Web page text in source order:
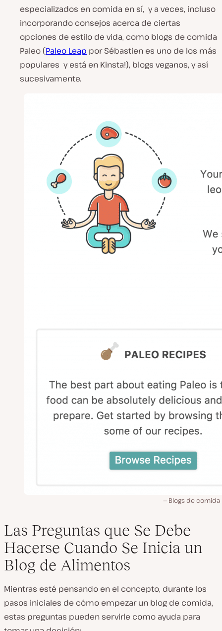
especializados en comida en sí, y a veces, incluso
incorporando consejos acerca de ciertas
opciones de estilo de vida, como blogs de comida
Paleo (Paleo Leap por Sébastien es uno de los más
populares yestá en Kinsta!), blogs veganos, y así
sucesivamente.
Blogs de comida
Las Preguntas que Se Debe
Hacerse Cuando Se Inicia un
Blog de Alimentos
Mientras esté pensando en el concepto, durante los
pasos iniciales de cómo empezar un blog de comida,
estas preguntas pueden servirle como ayuda para